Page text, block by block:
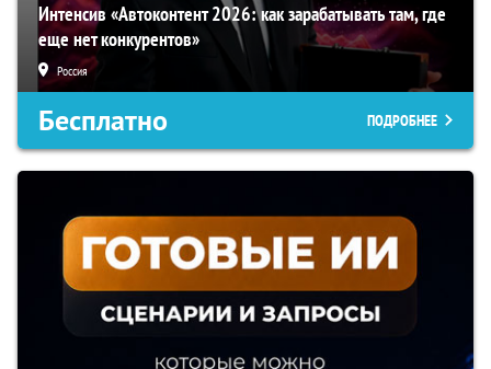
Интенсив «Автоконтент 2026: как зарабатывать там, где
еще нет конкурентов»
Россия
Бесплатно ПОДРОБНЕЕ